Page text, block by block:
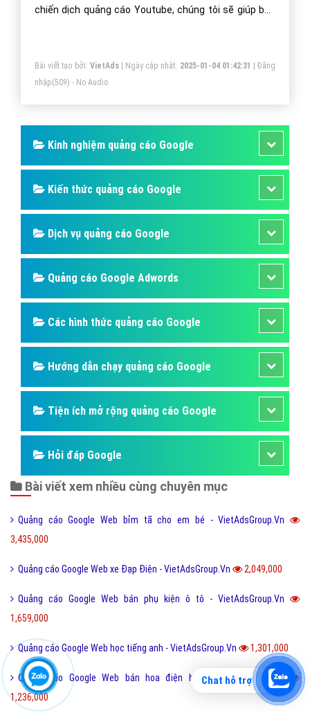
chiến dịch quảng cáo Youtube, chúng tôi sẽ giúp bạn
mình.
Bài viết tạo bởi: VietAds| Ngày cập nhật: 2025-01-04 01:42:31 |Đăng
nhập(509) - No Audio
Kinh nghiệm quảng cáo Google
Kiến thức quảng cáo Google
Dịch vụ quảng cáo Google
Quảng cáo Google Adwords
Các hình thức quảng cáo Google
Hướng dẫn chạy quảng cáo Google
Tiện ích mở rộng quảng cáo Google
Hỏi đáp Google
Bài viết xem nhiều cùng chuyên mục
Quảng cáo Google Web bỉm tã cho em bé - VietAdsGroup.Vn
3,435,000
Quảng cáo Google Web xe Đạp Điện - VietAdsGroup.Vn 2,049,000
Quảng cáo Google Web bán phụ kiện ô tô - VietAdsGroup.Vn
1,659,000
Quảng cáo Google Web học tiếng anh - VietAdsGroup.Vn 1,301,000
Quảng cáo Google Web bán hoa điện hoa - VietAdsGroup.Vn
1,236,000
Chat hỗ trợ